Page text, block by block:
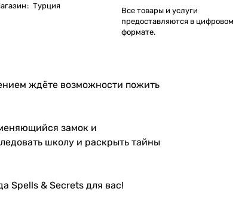
: Турция
Все товары и услуги
предоставляются в цифровом
формате.
ждёте возможности пожить
замок и
школу и раскрыть тайны
Spells & Secrets для вас!